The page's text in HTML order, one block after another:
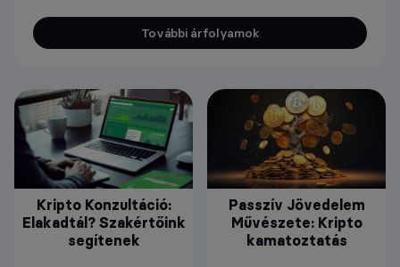
További árfolyamok
Kripto Konzultáció:
Elakadtál? Szakértőink
segítenek
Passzív Jövedelem
Művészete: Kripto
kamatoztatás